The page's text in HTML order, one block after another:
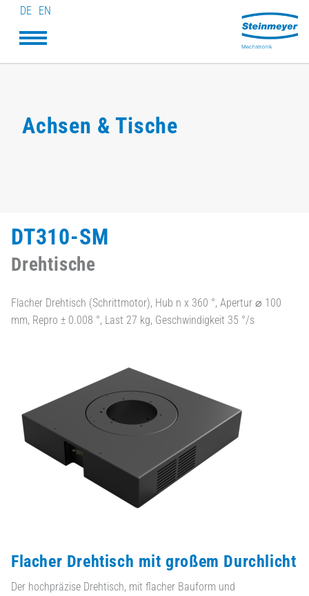
DE EN
Achsen & Tische
DT310-SM
Drehtische
Flacher Drehtisch (Schrittmotor), Hub n x 360 °, Apertur ⌀ 100
mm, Repro ± 0.008 °, Last 27 kg, Geschwindigkeit 35 °/s
Flacher Drehtisch mit großem Durchlicht
Der hochpräzise Drehtisch, mit flacher Bauform und